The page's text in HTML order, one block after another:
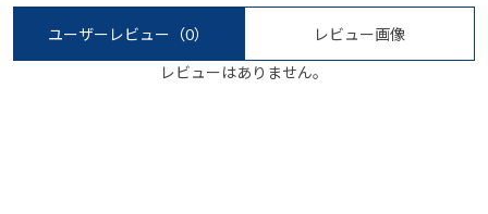
ユーザーレビュー （0） レビュー画像
レビューはありません。